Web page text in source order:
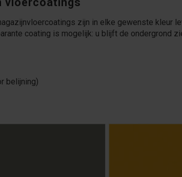
zijn in elke gewenste kleur
coating is mogelijk: u blijft de ondergrond
belijning)